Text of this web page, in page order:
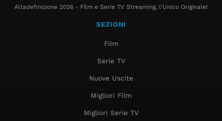
Altadefinizione 2026 - Film e Serie TV Streaming, l'Unico Originale!
SEZIONI
Film
Serie TV
Nuove Uscite
Migliori Film
Migliori Serie TV